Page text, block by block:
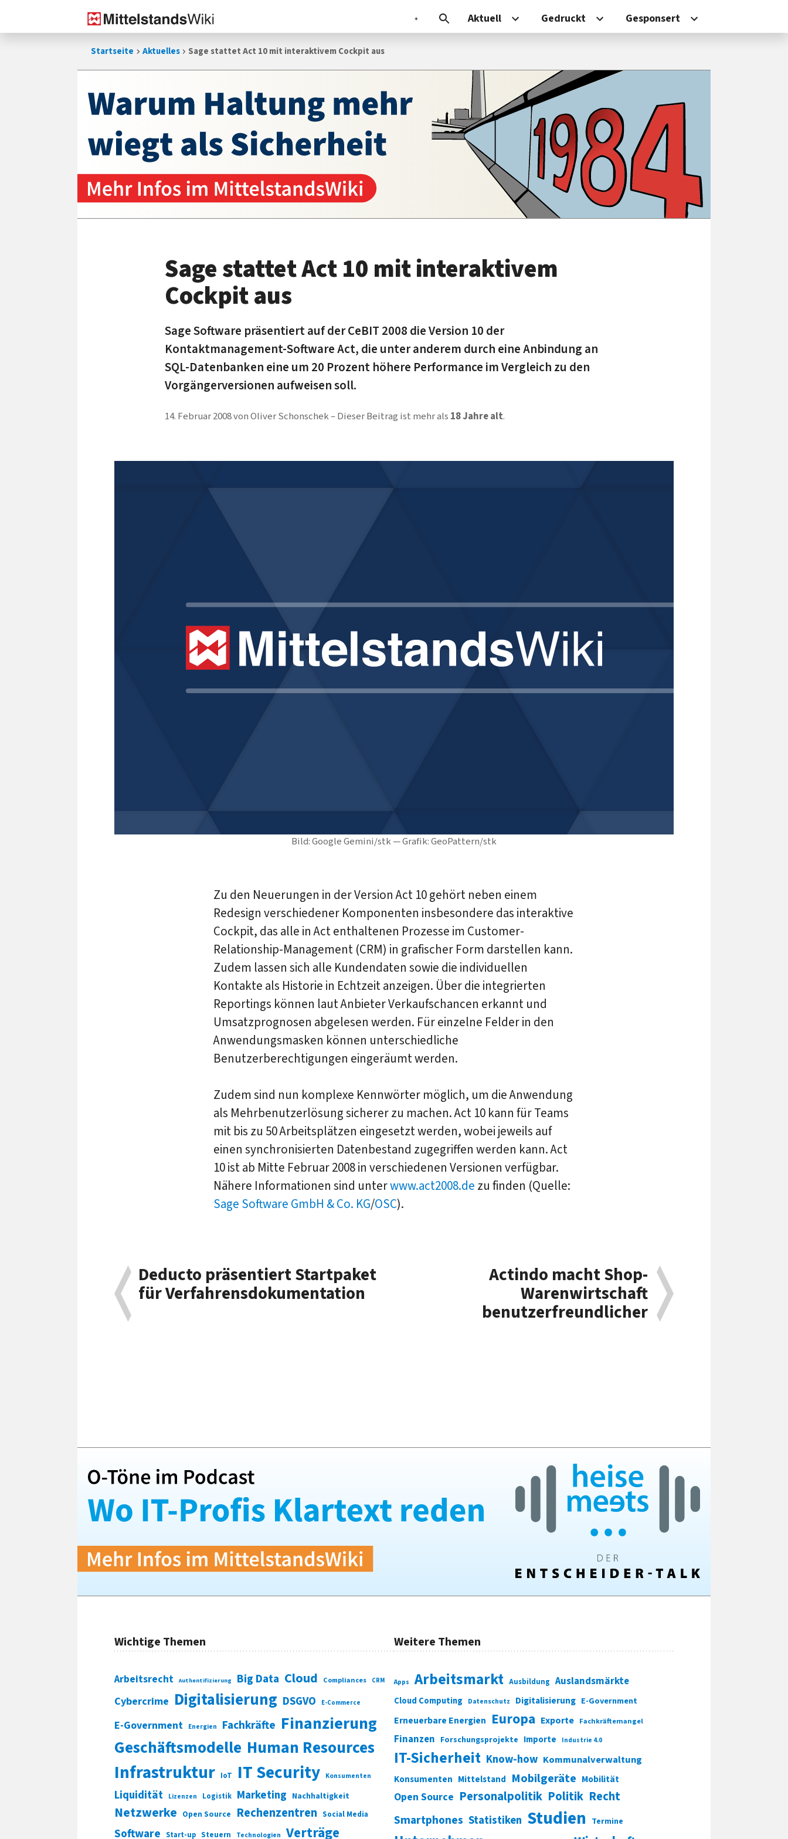
Aktuell Gedruckt Gesponsert
Startseite Aktuelles Sage stattet Act 10 mit interaktivem Cockpit aus
Bild: Google Gemini/stk — Grafik: GeoPattern/stk
Sage stattet Act 10 mit interaktivem
Cockpit aus
Sage Software präsentiert auf der CeBIT 2008 die Version 10 der
Kontaktmanagement-Software Act, die unter anderem durch eine Anbindung an
SQL-Datenbanken eine um 20 Prozent höhere Performance im Vergleich zu den
Vorgängerversionen aufweisen soll.
14. Februar 2008vonOliver Schonschek Dieser Beitrag ist mehr als 18 Jahre alt.
Zu den Neuerungen in der Version Act 10 gehört neben einem
Redesign verschiedener Komponenten insbesondere das interaktive
Cockpit, das alle in Act enthaltenen Prozesse im Customer-
Relationship-Management (CRM) in grafischer Form darstellen kann.
Zudem lassen sich alle Kundendaten sowie die individuellen
Kontakte als Historie in Echtzeit anzeigen. Über die integrierten
Reportings können laut Anbieter Verkaufschancen erkannt und
Umsatzprognosen abgelesen werden. Für einzelne Felder in den
Anwendungsmasken können unterschiedliche
Benutzerberechtigungen eingeräumt werden.
Zudem sind nun komplexe Kennwörter möglich, um die Anwendung
als Mehrbenutzerlösung sicherer zu machen. Act 10 kann für Teams
mit bis zu 50 Arbeitsplätzen eingesetzt werden, wobei jeweils auf
einen synchronisierten Datenbestand zugegriffen werden kann. Act
10 ist ab Mitte Februar 2008 in verschiedenen Versionen verfügbar.
Nähere Informationen sind unterwww.act2008.de zu finden (Quelle:
Sage Software GmbH & Co. KG/OSC).
Deducto präsentiert Startpaket
für Verfahrensdokumentation
Actindo macht Shop-
Warenwirtschaft
benutzerfreundlicher
Wichtige Themen
Arbeitsrecht Authentifizierung Big Data Cloud Compliances CRM
Cybercrime Digitalisierung DSGVO E-Commerce
E-Government Energien Fachkräfte Finanzierung
Geschäftsmodelle Human Resources
Infrastruktur IoT IT Security Konsumenten
Liquidität Lizenzen Logistik Marketing Nachhaltigkeit
Netzwerke Open Source Rechenzentren Social Media
Software Start-up Steuern Technologien Verträge
Weitere Themen
Apps Arbeitsmarkt Ausbildung Auslandsmärkte
Cloud Computing Datenschutz Digitalisierung E-Government
Erneuerbare Energien Europa Exporte Fachkräftemangel
Finanzen Forschungsprojekte Importe Industrie 4.0
IT-Sicherheit Know-how Kommunalverwaltung
Konsumenten Mittelstand Mobilgeräte Mobilität
Open Source Personalpolitik Politik Recht
Smartphones Statistiken Studien Termine